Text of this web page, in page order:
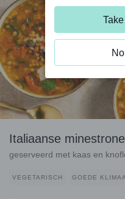
Italiaanse
geserveerd met kaas en
VEGETARISCH GOEDE